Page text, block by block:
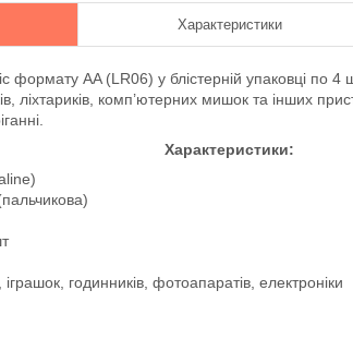
Характеристики
формату AA (LR06) у блістерній упаковці по
ліхтариків, комп’ютерних мишок та інших
Характеристики:
іграшок, годинників, фотоапаратів, електроніки